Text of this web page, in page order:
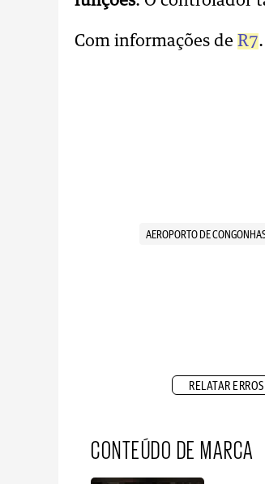
Com informações de R7.
AEROPORTO DE
RELATAR ERROS
CONTEÚDO DE MARCA